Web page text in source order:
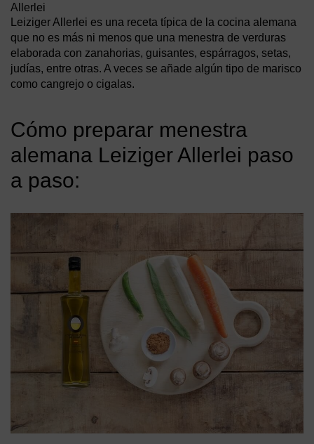
Allerlei
Leiziger Allerlei es una receta típica de la cocina alemana
que no es más ni menos que una menestra de verduras
elaborada con zanahorias, guisantes, espárragos, setas,
judías, entre otras. A veces se añade algún tipo de marisco
como cangrejo o cigalas.
Cómo preparar menestra
alemana Leiziger Allerlei paso
a paso: